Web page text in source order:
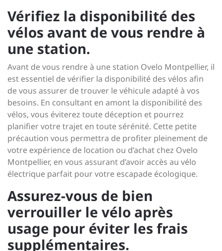
Vérifiez la disponibilité des
vélos avant de vous rendre à
une station.
Avant de vous rendre à une station Ovelo Montpellier, il
est essentiel de vérifier la disponibilité des vélos afin
de vous assurer de trouver le véhicule adapté à vos
besoins. En consultant en amont la disponibilité des
vélos, vous éviterez toute déception et pourrez
planifier votre trajet en toute sérénité. Cette petite
précaution vous permettra de profiter pleinement de
votre expérience de location ou d’achat chez Ovelo
Montpellier, en vous assurant d’avoir accès au vélo
électrique parfait pour votre escapade écologique.
Assurez-vous de bien
verrouiller le vélo après
usage pour éviter les frais
supplémentaires.